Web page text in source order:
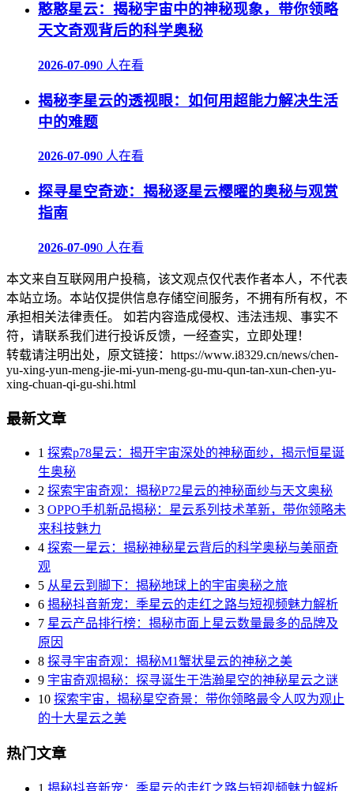
憨憨星云：揭秘宇宙中的神秘现象，带你领略
天文奇观背后的科学奥秘
2026-07-090 人在看
揭秘李星云的透视眼：如何用超能力解决生活
中的难题
2026-07-090 人在看
探寻星空奇迹：揭秘逐星云樱曜的奥秘与观赏
指南
2026-07-090 人在看
本文来自互联网用户投稿，该文观点仅代表作者本人，不代表
本站立场。本站仅提供信息存储空间服务，不拥有所有权，不
承担相关法律责任。 如若内容造成侵权、违法违规、事实不
符，请联系我们进行投诉反馈，一经查实，立即处理！
转载请注明出处，原文链接：https://www.i8329.cn/news/chen-
yu-xing-yun-meng-jie-mi-yun-meng-gu-mu-qun-tan-xun-chen-yu-
xing-chuan-qi-gu-shi.html
最新文章
1 探索p78星云：揭开宇宙深处的神秘面纱，揭示恒星诞
生奥秘
2 探索宇宙奇观：揭秘P72星云的神秘面纱与天文奥秘
3 OPPO手机新品揭秘：星云系列技术革新，带你领略未
来科技魅力
4 探索一星云：揭秘神秘星云背后的科学奥秘与美丽奇
观
5 从星云到脚下：揭秘地球上的宇宙奥秘之旅
6 揭秘抖音新宠：季星云的走红之路与短视频魅力解析
7 星云产品排行榜：揭秘市面上星云数量最多的品牌及
原因
8 探寻宇宙奇观：揭秘M1蟹状星云的神秘之美
9 宇宙奇观揭秘：探寻诞生于浩瀚星空的神秘星云之谜
10 探索宇宙，揭秘星空奇景：带你领略最令人叹为观止
的十大星云之美
热门文章
1 揭秘抖音新宠：季星云的走红之路与短视频魅力解析